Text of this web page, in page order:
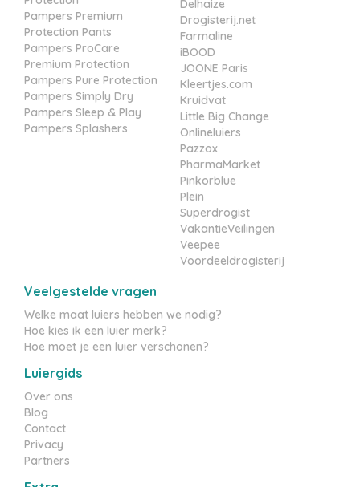
Pampers Premium
Protection Pants
Pampers ProCare
Premium Protection
Pampers Pure Protection
Pampers Simply Dry
Pampers Sleep & Play
Pampers Splashers
Delhaize
Drogisterij.net
Farmaline
iBOOD
JOONE Paris
Kleertjes.com
Kruidvat
Little Big Change
Onlineluiers
Pazzox
PharmaMarket
Pinkorblue
Plein
Superdrogist
VakantieVeilingen
Veepee
Voordeeldrogisterij
Veelgestelde vragen
Welke maat luiers hebben we nodig?
Hoe kies ik een luier merk?
Hoe moet je een luier verschonen?
Luiergids
Over ons
Blog
Contact
Privacy
Partners